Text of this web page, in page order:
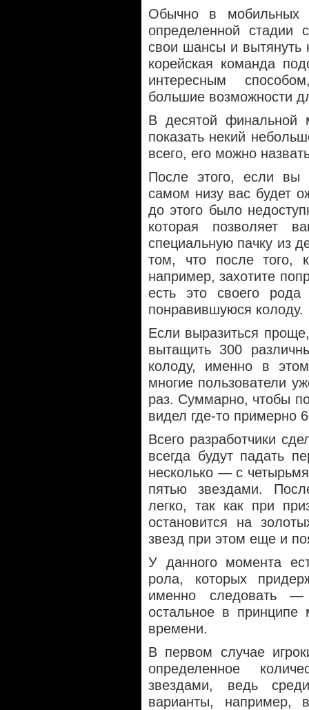
Обычно в мобильных
определенной стадии
свои шансы и вытянуть
корейская команда
интересным
большие возможности
В десятой финальной
показать некий
всего, его можно
После этого, если вы
самом низу вас будет
до этого было
которая позволяет
специальную пачку из
том, что после того,
например, захотите
есть это своего
понравившуюся колоду.
Если выразиться
вытащить 300
колоду, именно в
многие пользователи
раз. Суммарно, чтобы
видел где-то примерно
Всего разработчики
всегда будут падать
несколько — с
пятью звездами.
легко, так как при
остановится на
звезд при этом еще и
У данного момента
рола, которых
именно следовать
остальное в принципе
времени.
В первом случае
определенное
звездами, ведь
варианты, например,